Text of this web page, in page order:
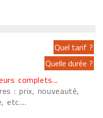
complets...
: prix, nouveauté,
etc....